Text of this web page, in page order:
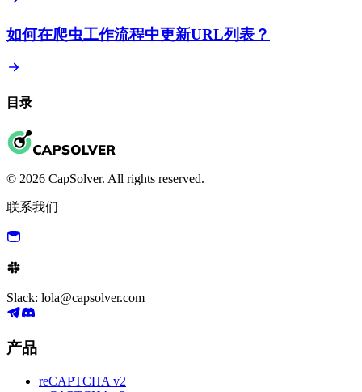
如何在爬虫工作流程中更新URL列表？
目录
© 2026 CapSolver. All rights reserved.
联系我们
Slack: lola@capsolver.com
产品
reCAPTCHA v2